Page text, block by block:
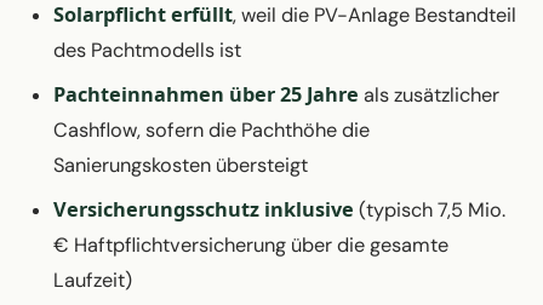
Solarpflicht erfüllt, weil die PV-Anlage Bestandteil
des Pachtmodells ist
Pachteinnahmen über 25 Jahre als zusätzlicher
Cashflow, sofern die Pachthöhe die
Sanierungskosten übersteigt
Versicherungsschutz inklusive (typisch 7,5 Mio.
€ Haftpflichtversicherung über die gesamte
Laufzeit)